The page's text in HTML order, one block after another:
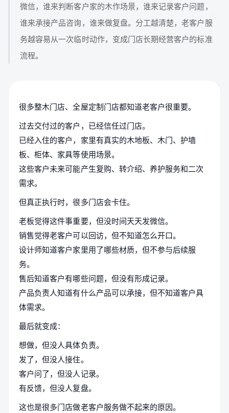
微信，谁来判断客户家的木作场景，谁来记录客户问题，
谁来承接产品咨询，谁来做复盘。分工越清楚，老客户服
务越容易从一次临时动作，变成门店长期经营客户的标准
流程。
很多整木门店、全屋定制门店都知道老客户很重要。
过去交付过的客户，已经信任过门店。
已经入住的客户，家里有真实的木地板、木门、护墙
板、柜体、家具等使用场景。
这些客户未来可能产生复购、转介绍、养护服务和二次
需求。
但真正执行时，很多门店会卡住。
老板觉得这件事重要，但没时间天天发微信。
销售觉得老客户可以回访，但不知道怎么开口。
设计师知道客户家里用了哪些材质，但不参与后续服
务。
售后知道客户有哪些问题，但没有形成记录。
产品负责人知道有什么产品可以承接，但不知道客户具
体需求。
最后就变成：
想做，但没人具体负责。
发了，但没人接住。
客户问了，但没人记录。
有反馈，但没人复盘。
这也是很多门店做老客户服务做不起来的原因。